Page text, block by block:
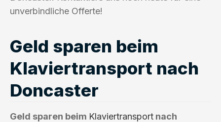
unverbindliche Offerte!
Geld sparen beim
Klaviertransport nach
Doncaster
Geld sparen beim Klaviertransport nach